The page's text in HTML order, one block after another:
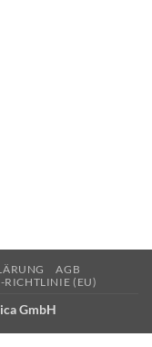
AGB
RICHTLINIE (EU)
GmbH